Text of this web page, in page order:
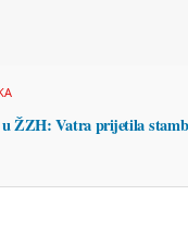
u ŽZH: Vatra prijetila